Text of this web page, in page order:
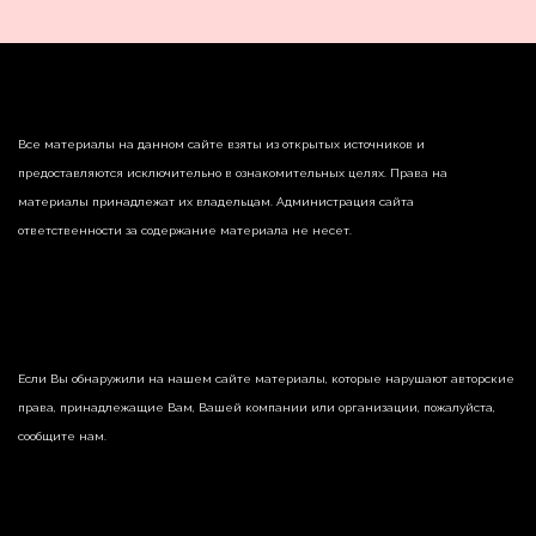
Все материалы на данном сайте взяты из открытых источников и
предоставляются исключительно в ознакомительных целях. Права на
материалы принадлежат их владельцам. Администрация сайта
ответственности за содержание материала не несет.
Если Вы обнаружили на нашем сайте материалы, которые нарушают авторские
права, принадлежащие Вам, Вашей компании или организации, пожалуйста,
сообщите нам.